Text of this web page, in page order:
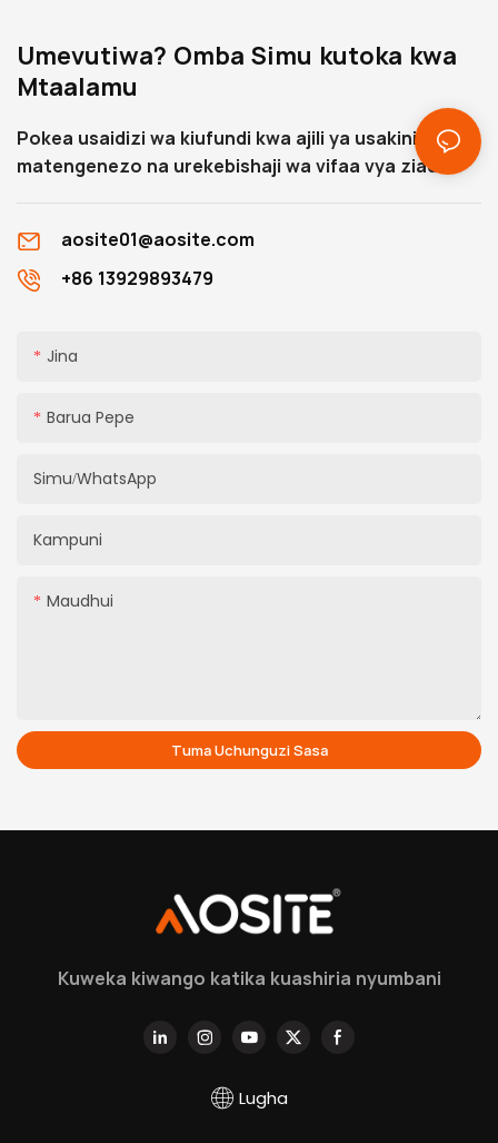
usakinishaji, ambavyo
Umevutiwa? Omba Simu kutoka kwa
Mtaalamu
Pokea usaidizi wa kiufundi kwa ajili ya usakinishaji,
matengenezo na urekebishaji wa vifaa vya ziada.
aosite01@aosite.com
+86 13929893479
Jina
Barua Pepe
Simu/WhatsApp
Kampuni
Maudhui
Tuma Uchunguzi Sasa
Kuweka kiwango katika kuashiria nyumbani
Lugha